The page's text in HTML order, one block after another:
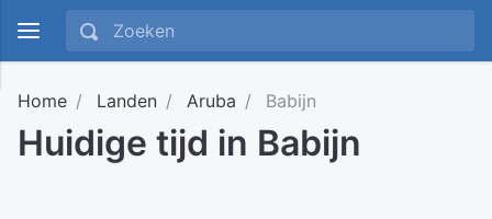
Home Landen Aruba Babijn
Huidige tijd in Babijn